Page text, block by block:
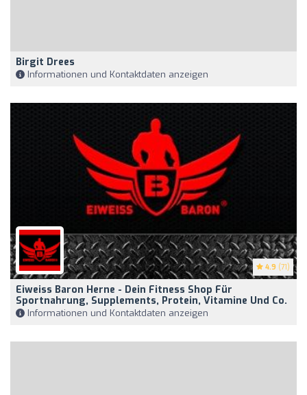
Birgit Drees
Informationen und Kontaktdaten anzeigen
4.9 (71)
Eiweiss Baron Herne - Dein Fitness Shop Für
Sportnahrung, Supplements, Protein, Vitamine Und Co.
Informationen und Kontaktdaten anzeigen